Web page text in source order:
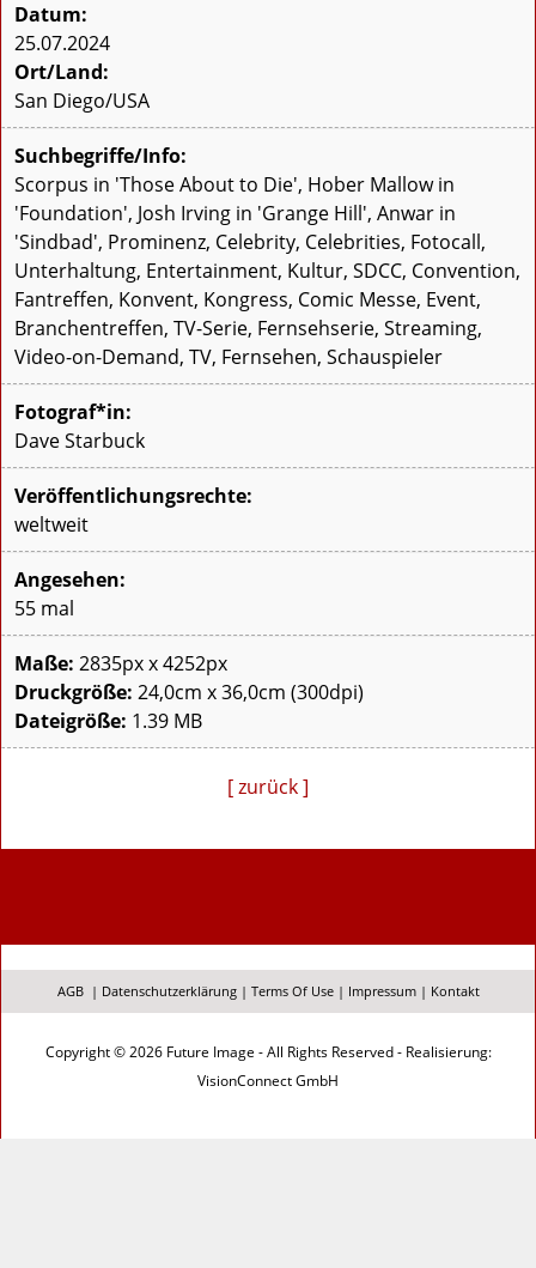
Datum:
25.07.2024
Ort/Land:
San Diego/USA
Suchbegriffe/Info:
Scorpus in 'Those About to Die', Hober Mallow in
'Foundation', Josh Irving in 'Grange Hill', Anwar in
'Sindbad', Prominenz, Celebrity, Celebrities, Fotocall,
Unterhaltung, Entertainment, Kultur, SDCC, Convention,
Fantreffen, Konvent, Kongress, Comic Messe, Event,
Branchentreffen, TV-Serie, Fernsehserie, Streaming,
Video-on-Demand, TV, Fernsehen, Schauspieler
Fotograf*in:
Dave Starbuck
Veröffentlichungsrechte:
weltweit
Angesehen:
55 mal
Maße: 2835px x 4252px
Druckgröße: 24,0cm x 36,0cm (300dpi)
Dateigröße: 1.39 MB
[ zurück ]
AGB | Datenschutzerklärung| Terms Of Use| Impressum| Kontakt
Copyright © 2026 Future Image - All Rights Reserved - Realisierung:
VisionConnect GmbH